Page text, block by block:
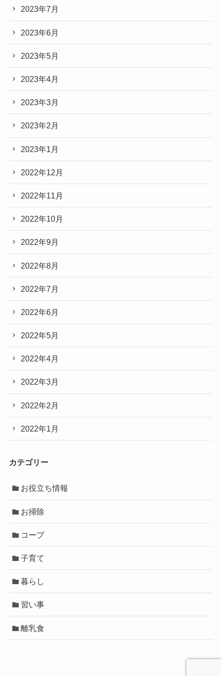
2023年7月
2023年6月
2023年5月
2023年4月
2023年3月
2023年2月
2023年1月
2022年12月
2022年11月
2022年10月
2022年9月
2022年8月
2022年7月
2022年6月
2022年5月
2022年4月
2022年3月
2022年2月
2022年1月
カテゴリー
お役立ち情報
お掃除
コープ
子育て
暮らし
習い事
離乳食